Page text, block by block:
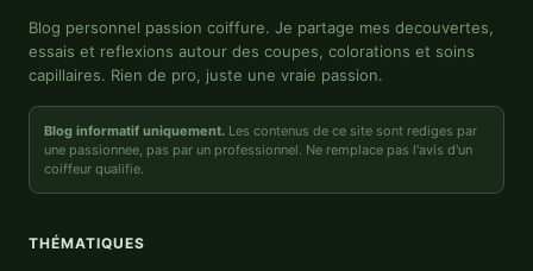
Blog personnel passion coiffure. Je partage mes decouvertes,
essais et reflexions autour des coupes, colorations et soins
capillaires. Rien de pro, juste une vraie passion.
Blog informatif uniquement. Les contenus de ce site sont rediges par
une passionnee, pas par un professionnel. Ne remplace pas l'avis d'un
coiffeur qualifie.
THÉMATIQUES